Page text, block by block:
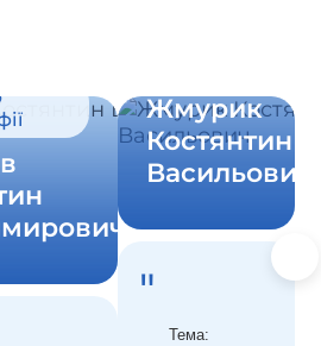
Жмурик
Костянтин
Васильович
Тема: